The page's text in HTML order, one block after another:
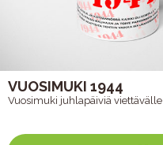
VUOSIMUKI 1944
Vuosimuki juhlapäiviä viettävälle